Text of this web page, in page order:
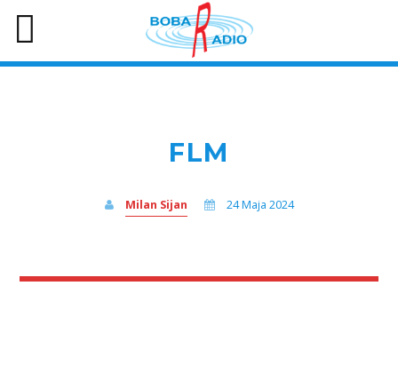
FLM
Milan Sijan 24 Maja 2024